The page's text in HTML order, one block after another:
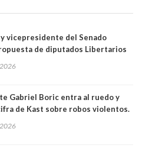
vicepresidente del Senado
de diputados Libertarios
un camino equivocado"
Gabriel Boric entra al ruedo y
de Kast sobre robos violentos.